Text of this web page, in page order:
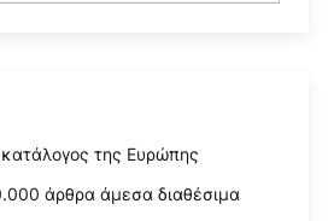
της Ευρώπης
άρθρα άμεσα διαθέσιμα